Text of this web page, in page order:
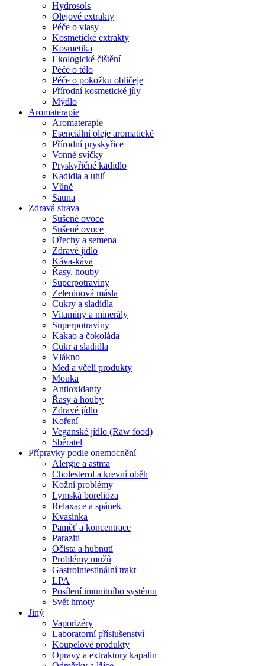
Hydrosols
Olejové extrakty
Péče o vlasy
Kosmetické extrakty
Kosmetika
Ekologické čištění
Péče o tělo
Péče o pokožku obličeje
Přírodní kosmetické jíly
Mýdlo
Aromaterapie
Aromaterapie
Esenciální oleje aromatické
Přírodní pryskyřice
Vonné svíčky
Pryskyřičné kadidlo
Kadidla a uhlí
Vůně
Sauna
Zdravá strava
Sušené ovoce
Sušené ovoce
Ořechy a semena
Zdravé jídlo
Káva-káva
Řasy, houby
Superpotraviny
Zeleninová másla
Cukry a sladidla
Vitamíny a minerály
Superpotraviny
Kakao a čokoláda
Cukr a sladidla
Vlákno
Med a včelí produkty
Mouka
Antioxidanty
Řasy a houby
Zdravé jídlo
Koření
Veganské jídlo (Raw food)
Sběratel
Přípravky podle onemocnění
Alergie a astma
Cholesterol a krevní oběh
Kožní problémy
Lymská borelióza
Relaxace a spánek
Kvasinka
Paměť a koncentrace
Paraziti
Očista a hubnutí
Problémy mužů
Gastrointestinální trakt
LPA
Posílení imunitního systému
Svět hmoty
Jiný
Vaporizéry
Laboratorní příslušenství
Koupelové produkty
Opravy a extraktory kapalin